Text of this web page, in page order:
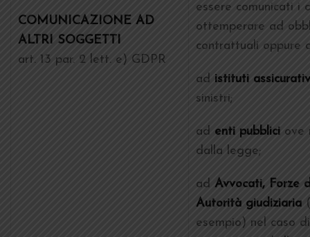
COMUNICAZIONE AD
ALTRI SOGGETTI
art. 13 par. 2 lett. e) GDPR
essere comunicati i
ottemperare ad
contrattuali oppure
ad istituti
sinistri;
ad enti pubblici ove
dalla legge;
ad Avvocati, Forze
Autorità giudiziaria
esempio) nel caso di